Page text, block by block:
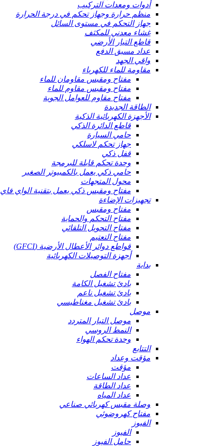
أدوات ومعدات التركيب
منظم حرارة وجهاز تحكم في درجة الحرارة
جهاز التحكم في مستوى السائل
غشاء معدني للمكثف
قاطع التيار الأرضي
عداد مسبق الدفع
واقي الجهد
مقاومة للماء للكهرباء
مفتاح ومقبس مقاومان للماء
مفتاح ومقبس مقاوم للماء
مفتاح مقاوم للعوامل الجوية
الطاقة الجديدة
الأجهزة الكهربائية الذكية
قاطع الدائرة الذكي
حامي السيارة
جهاز تحكم لاسلكي
قفل ذكي
وحدة تحكم قابلة للبرمجة
حامي ذكي يعمل بالكمبيوتر الصغير
محول المتجهات
مفتاح ومقبس ذكي يعمل بتقنية الواي فاي
تجهيزات الإضاءة
مفتاح ومقبس
مفتاح التحكم والحماية
مفتاح التحويل التلقائي
مفتاح التعتيم
قواطع دوائر الأعطال الأرضية (GFCI)
أجهزة التوصيلات الكهربائية
بداية
مفتاح الفصل
بادئ تشغيل الكامة
بادئ تشغيل ناعم
بادئ تشغيل مغناطيسي
موصل
موصل التيار المتردد
النمط الروسي
وحدة تحكم الهواء
التتابع
مؤقت وعداد
مؤقت
عداد الساعات
عداد الطاقة
عداد المياه
وصلة مقبس كهربائي صناعي
مفتاح كهروضوئي
الفيوز
الفيوز
حامل الفيوز